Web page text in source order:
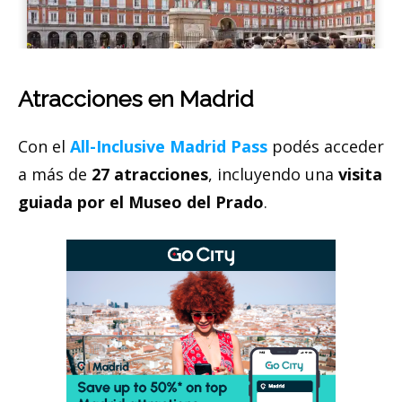
Atracciones en Madrid
Con el All-Inclusive Madrid Pass podés acceder
a más de 27 atracciones, incluyendo una visita
guiada por el Museo del Prado.